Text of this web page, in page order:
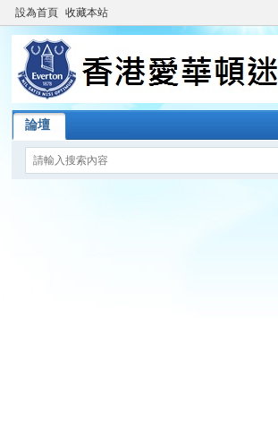
設為首頁 收藏本站
論壇